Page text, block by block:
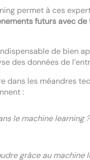
permet à ces
futurs avec
de bien
des données de
dans les méandres
:
le machine learning ?
grâce au machine